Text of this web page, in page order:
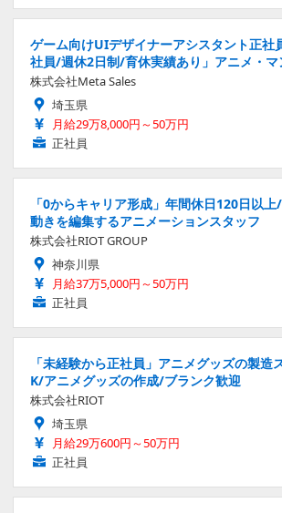
ゲーム向けUIデザイナーアシスタント正社
社員/週休2日制/育休実績あり」アニメ・マ
株式会社Meta Sales
埼玉県
月給29万8,000円～50万円
正社員
「0からキャリア形成」年間休日120日以
動きを編集するアニメーションスタッフ
株式会社RIOT GROUP
神奈川県
月給37万5,000円～50万円
正社員
「未経験から正社員」アニメグッズの製造
K/アニメグッズの作成/ブランク歓迎
株式会社RIOT
埼玉県
月給29万600円～50万円
正社員